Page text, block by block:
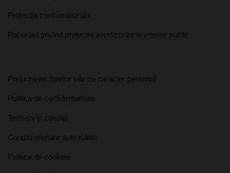
Protecția consumatorului
Raportari privind protectia avertizorilor in interes public
Prelucrarea datelor tale cu caracter personal
Politica de confidențialitate
Termeni și condiții
Conditii ofertare auto rulate
Politica de cookies